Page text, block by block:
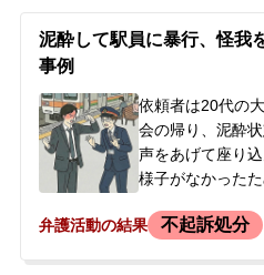
として警察に調
日、隣人が警察
察から事情聴取
は、刑事処罰を
と考え、当事務
泥酔して駅員に暴行、怪我
事例
依頼者は20代の
会の帰り、泥酔
声をあげて座り
様子がなかった
るなどの暴行を
弁護活動の結果 不起訴処分